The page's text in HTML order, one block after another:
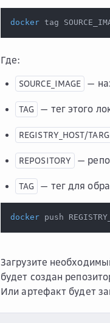
docker tag
Где:
SOURCE_IMAGE —
TAG — тег этого
REGISTRY_HOST/
REPOSITORY —
TAG — тег для
docker push
Загрузите
будет создан
Или артефакт будет